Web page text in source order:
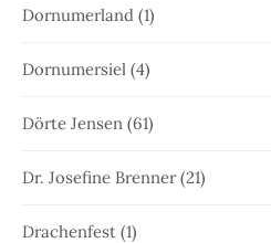
Dornumerland (1)
Dornumersiel (4)
Dörte Jensen (61)
Dr. Josefine Brenner(21)
Drachenfest (1)